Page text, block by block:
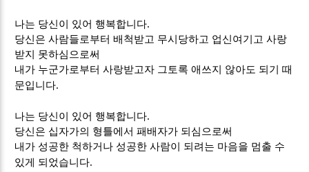
나는 당신이 있어 행복합니다.
당신은 사람들로부터 배척받고 무시당하고 업신여기고 사랑
받지 못하심으로써
내가 누군가로부터 사랑받고자 그토록 애쓰지 않아도 되기 때
문입니다.
나는 당신이 있어 행복합니다.
당신은 십자가의 형틀에서 패배자가 되심으로써
내가 성공한 척하거나 성공한 사람이 되려는 마음을 멈출 수
있게 되었습니다.